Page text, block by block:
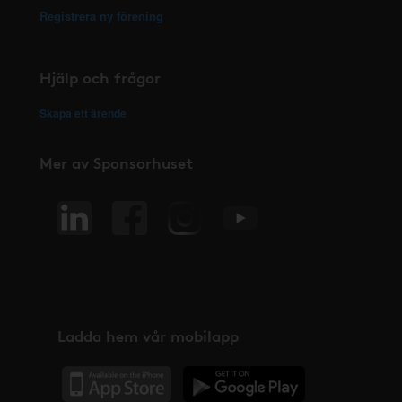
Registrera ny förening
Hjälp och frågor
Skapa ett ärende
Mer av Sponsorhuset
Ladda hem vår mobilapp